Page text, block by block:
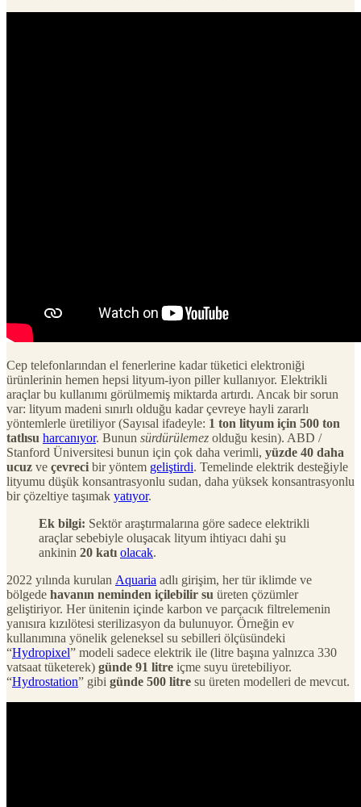
Cep telefonlarından el fenerlerine kadar tüketici elektroniği
ürünlerinin hemen hepsi lityum-iyon piller kullanıyor. Elektrikli
araçlar bu kullanımı görülmemiş miktarda artırdı. Ancak bir sorun
var: lityum madeni sınırlı olduğu kadar çevreye hayli zararlı
yöntemlerle üretiliyor (Sayısal ifadeyle: 1 ton lityum için 500 ton
tatlısu harcanıyor. Bunun sürdürülemez olduğu kesin). ABD /
Stanford Üniversitesi bunun için çok daha verimli, yüzde 40 daha
ucuz ve çevreci bir yöntem geliştirdi. Temelinde elektrik desteğiyle
lityumu düşük konsantrasyonlu sudan, daha yüksek konsantrasyonlu
bir çözeltiye taşımak yatıyor.
Ek bilgi: Sektör araştırmalarına göre sadece elektrikli
araçlar sebebiyle oluşacak lityum ihtiyacı dahi şu
ankinin 20 katı olacak.
2022 yılında kurulan Aquaria adlı girişim, her tür iklimde ve
bölgede havanın neminden içilebilir su üreten çözümler
geliştiriyor. Her ünitenin içinde karbon ve parçacık filtrelemenin
yanısıra kızılötesi sterilizasyon da bulunuyor. Örneğin ev
kullanımına yönelik geleneksel su sebilleri ölçüsündeki
“Hydropixel” modeli sadece elektrik ile (litre başına yalnızca 330
vatsaat tüketerek) günde 91 litre içme suyu üretebiliyor.
“Hydrostation” gibi günde 500 litre su üreten modelleri de mevcut.